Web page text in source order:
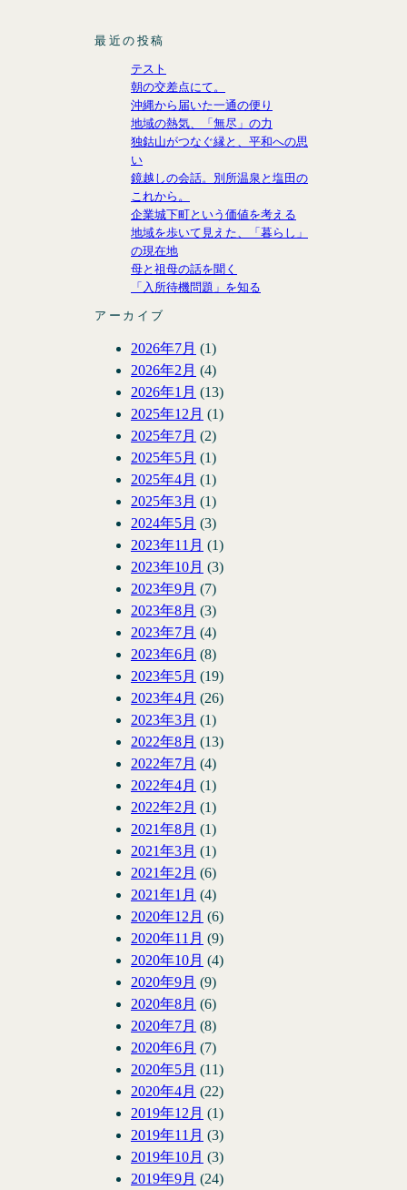
t
r
k
o
n
a
m
最近の投稿
テスト
朝の交差点にて。
沖縄から届いた一通の便り
地域の熱気、「無尽」の力
独鈷山がつなぐ縁と、平和への思
い
鏡越しの会話。別所温泉と塩田の
これから。
企業城下町という価値を考える
地域を歩いて見えた、「暮らし」
の現在地
母と祖母の話を聞く
「入所待機問題」を知る
アーカイブ
2026年7月 (1)
2026年2月 (4)
2026年1月 (13)
2025年12月 (1)
2025年7月 (2)
2025年5月 (1)
2025年4月 (1)
2025年3月 (1)
2024年5月 (3)
2023年11月 (1)
2023年10月 (3)
2023年9月 (7)
2023年8月 (3)
2023年7月 (4)
2023年6月 (8)
2023年5月 (19)
2023年4月 (26)
2023年3月 (1)
2022年8月 (13)
2022年7月 (4)
2022年4月 (1)
2022年2月 (1)
2021年8月 (1)
2021年3月 (1)
2021年2月 (6)
2021年1月 (4)
2020年12月 (6)
2020年11月 (9)
2020年10月 (4)
2020年9月 (9)
2020年8月 (6)
2020年7月 (8)
2020年6月 (7)
2020年5月 (11)
2020年4月 (22)
2019年12月 (1)
2019年11月 (3)
2019年10月 (3)
2019年9月 (24)